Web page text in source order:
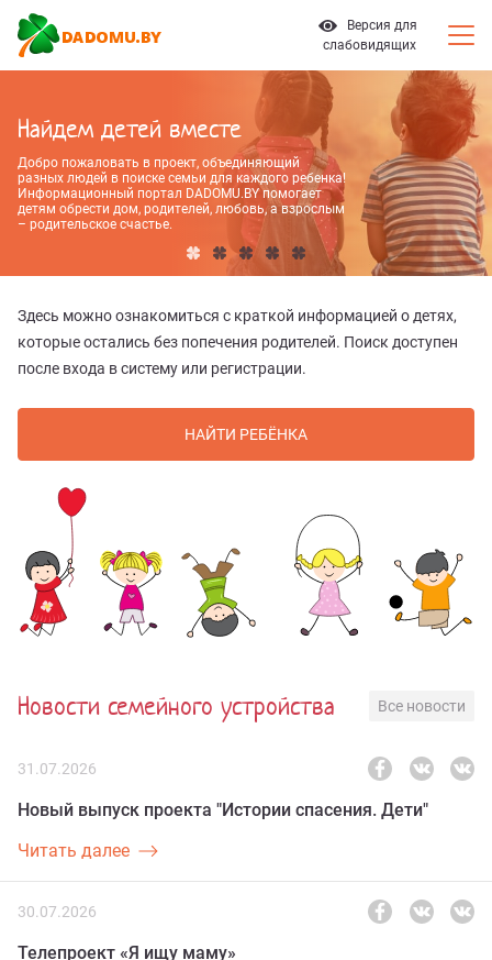
Версия для
слабовидящих
Найдем детей вместе
Добро пожаловать в проект, объединяющий
разных людей в поиске семьи для каждого ребенка!
Информационный портал DADOMU.BY помогает
детям обрести дом, родителей, любовь, а взрослым
– родительское счастье.
Здесь можно ознакомиться с краткой информацией о детях,
которые остались без попечения родителей. Поиск доступен
после входа в систему или регистрации.
НАЙТИ РЕБЁНКА
Новости семейного устройства Все новости
31.07.2026
Новый выпуск проекта "Истории спасения. Дети"
Читать далее
30.07.2026
Телепроект «Я ищу маму»